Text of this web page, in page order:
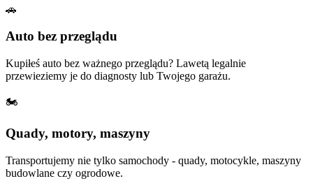
🚗
Auto bez przeglądu
Kupiłeś auto bez ważnego przeglądu? Lawetą legalnie
przewieziemy je do diagnosty lub Twojego garażu.
🏍
Quady, motory, maszyny
Transportujemy nie tylko samochody - quady, motocykle, maszyny
budowlane czy ogrodowe.